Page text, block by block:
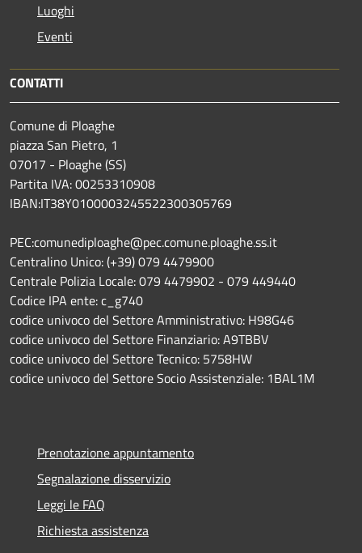
Luoghi
Eventi
CONTATTI
Comune di Ploaghe
piazza San Pietro, 1
07017 - Ploaghe (SS)
Partita IVA: 00253310908
IBAN:IT38Y0100003245522300305769
PEC:comunediploaghe@pec.comune.ploaghe.ss.it
Centralino Unico: (+39) 079 4479900
Centrale Polizia Locale: 079 4479902 - 079 449440
Codice IPA ente: c_g740
codice univoco del Settore Amministrativo: H98G46
codice univoco del Settore Finanziario: A9TBBV
codice univoco del Settore Tecnico: 5758HW
codice univoco del Settore Socio Assistenziale: 1BAL1M
Prenotazione appuntamento
Segnalazione disservizio
Leggi le FAQ
Richiesta assistenza